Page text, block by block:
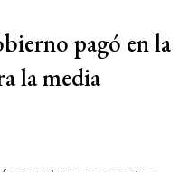
pagó en la
la media